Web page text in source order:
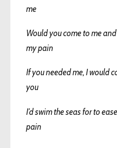
me
Would you come to me
my pain
If you needed me, I would
you
I’d swim the seas for to
pain